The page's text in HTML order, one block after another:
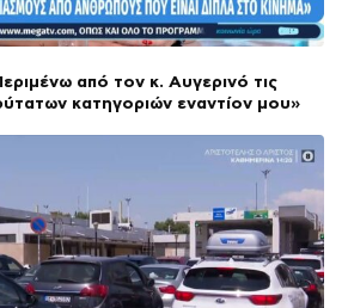
από τον κ. Αυγερινό τις
κατηγοριών εναντίον μου»